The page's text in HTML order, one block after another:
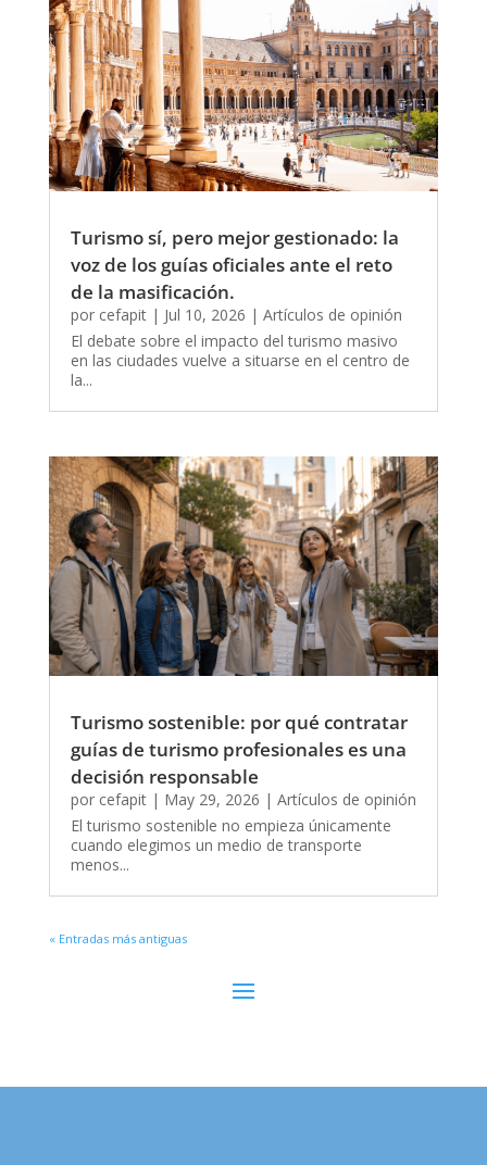
Turismo sí, pero mejor gestionado: la
voz de los guías oficiales ante el reto
de la masificación.
por cefapit| Jul 10, 2026 | Artículos de opinión
El debate sobre el impacto del turismo masivo
en las ciudades vuelve a situarse en el centro de
la...
Turismo sostenible: por qué contratar
guías de turismo profesionales es una
decisión responsable
por cefapit| May 29, 2026 | Artículos de opinión
El turismo sostenible no empieza únicamente
cuando elegimos un medio de transporte
menos...
« Entradas más antiguas